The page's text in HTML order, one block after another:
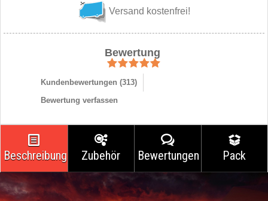
Versand kostenfrei!
Bewertung
Kundenbewertungen (313)
Bewertung verfassen
Beschreibung Zubehör Bewertungen Pack